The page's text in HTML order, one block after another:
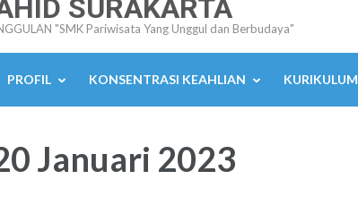
SURAKARTA
"SMK Pariwisata Yang Unggul dan Berbudaya"
PROFIL KONSENTRASI KEAHLIAN KURIKULUM
Januari 2023